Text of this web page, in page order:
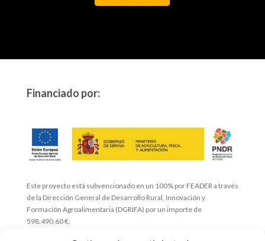
Financiado por:
Este proyecto está subvencionado en un 100% por FEADER a través
de la Dirección General de Desarrollo Rural, Innovación y
Formación Agroalimentaria (DGRIFA) por un importe de
598.490,60 €.